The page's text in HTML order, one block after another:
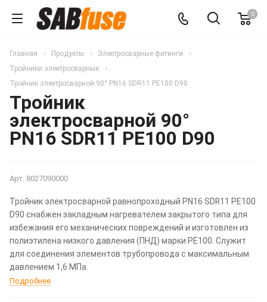
0
Главная Продукты
Электросварные фитинги
Тройники электросварные
Тройник электросварной 90° PN16 SDR11 PE100 D90
Тройник
электросварной 90°
PN16 SDR11 PE100 D90
Арт. 8027090000
Тройник электросварной равнопроходный PN16 SDR11 PE100
D90 снабжен закладным нагревателем закрытого типа для
избежания его механических повреждений и изготовлен из
полиэтилена низкого давления (ПНД) марки PE100. Служит
для соединения элементов трубопровода с максимальным
давлением 1,6 МПа.
Подробнее